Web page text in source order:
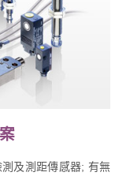
及測距傳感器; 有無